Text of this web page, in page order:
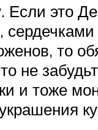
это
то
не
и тоже